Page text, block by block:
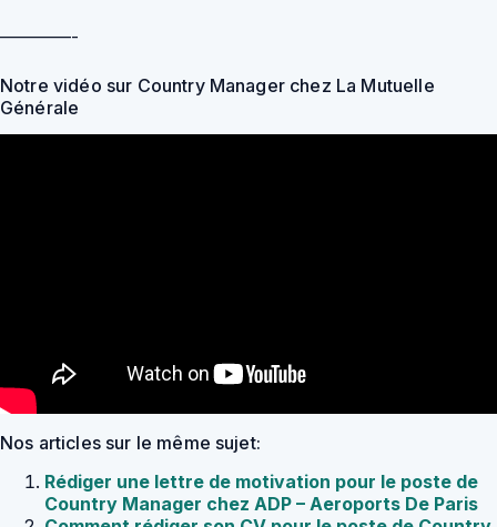
————-
Notre vidéo sur Country Manager chez La Mutuelle
Générale
Nos articles sur le même sujet:
Rédiger une lettre de motivation pour le poste de
Country Manager chez ADP – Aeroports De Paris